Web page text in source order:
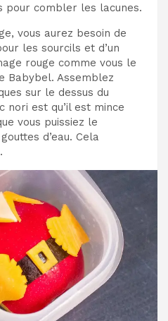
pour combler les lacunes.
vous aurez besoin de
les sourcils et d’un
rouge comme vous le
Babybel. Assemblez
sur le dessus du
nori est qu’il est mince
vous puissiez le
d’eau. Cela